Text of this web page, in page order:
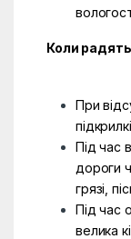
Коли
При
Під час
дороги
грязі,
Під час
велика